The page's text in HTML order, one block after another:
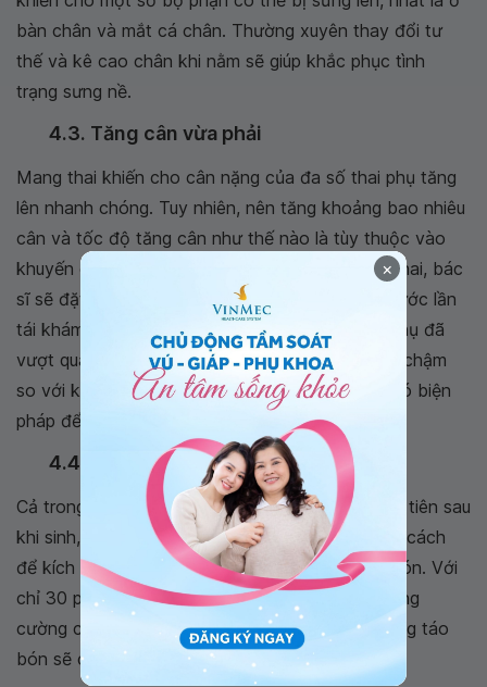
bàn chân và mắt cá chân. Thường xuyên thay đổi tư
thế và kê cao chân khi nằm sẽ giúp khắc phục tình
trạng sưng nề.
4.3. Tăng cân vừa phải
Mang thai khiến cho cân nặng của đa số thai phụ tăng
lên nhanh chóng. Tuy nhiên, nên tăng khoảng bao nhiêu
cân và tốc độ tăng cân như thế nào là tùy thuộc vào
khuyến cáo của bác sĩ. Trong những lần khám thai, bác
sĩ sẽ đặt ra cho mẹ một mức tăng cân hợp lý trước lần
tái khám tiếp theo. Nếu chưa đến hạn mà thai phụ đã
vượt quá mức cân nặng này hoặc tăng cân quá chậm
so với khuyến nghị của bác sĩ thì thai phụ cần có biện
pháp để điều chỉnh mức tăng cân hợp lý hơn.
4.4. Hạn chế táo bón
Cả trong giai đoạn mang thai và những tuần đầu tiên sau
khi sinh, hoạt động thể chất là một trong những cách
để kích thích hoạt động cơ ruột và chống táo bón. Với
chỉ 30 phút đi bộ mỗi ngày, uống đủ nước và tăng
cường các loại thực phẩm giàu chất xơ, tình trạng táo
bón sẽ cải thiện rõ rệt.
×